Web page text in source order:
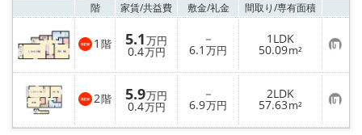
階 家賃/共益費 敷金/礼金 間取り/専有面積
1 階 5.1万円
0.4万円
－
6.1 万円
1LDK
50.09m² お
気
に
入
り
登
録
2階 5.9万円
0.4万円
－
6.9万円
2LDK
57.63m² お
気
に